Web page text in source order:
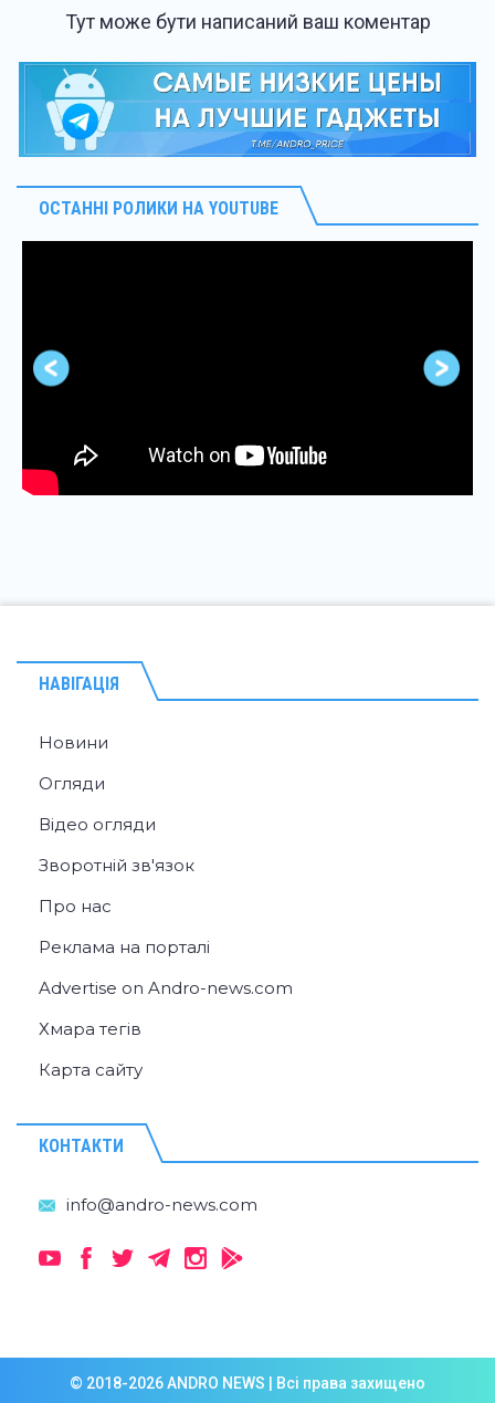
Тут може бути написаний ваш коментар
ОСТАННІ РОЛИКИ НА YOUTUBE
НАВІГАЦІЯ
Новини
Огляди
Відео огляди
Зворотній зв'язок
Про нас
Реклама на порталі
Advertise on Andro-news.com
Хмара тегів
Карта сайту
КОНТАКТИ
© 2018-2026 ANDRO NEWS | Всі права захищено